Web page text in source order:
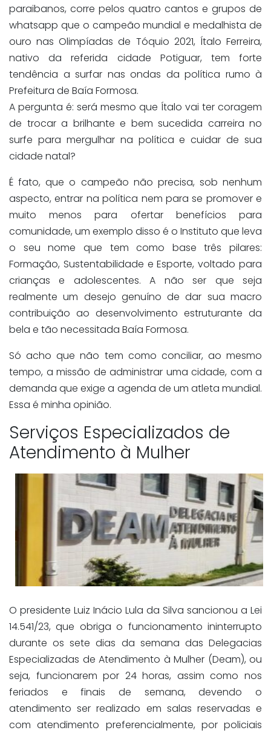
paraibanos, corre pelos quatro cantos e grupos de
whatsapp que o campeão mundial e medalhista de
ouro nas Olimpíadas de Tóquio 2021, Ítalo Ferreira,
nativo da referida cidade Potiguar, tem forte
tendência a surfar nas ondas da política rumo à
Prefeitura de Baía Formosa.
A pergunta é: será mesmo que Ítalo vai ter coragem
de trocar a brilhante e bem sucedida carreira no
surfe para mergulhar na política e cuidar de sua
cidade natal?
É fato, que o campeão não precisa, sob nenhum
aspecto, entrar na política nem para se promover e
muito menos para ofertar benefícios para
comunidade, um exemplo disso é o Instituto que leva
o seu nome que tem como base três pilares:
Formação, Sustentabilidade e Esporte, voltado para
crianças e adolescentes. A não ser que seja
realmente um desejo genuíno de dar sua macro
contribuição ao desenvolvimento estruturante da
bela e tão necessitada Baía Formosa.
Só acho que não tem como conciliar, ao mesmo
tempo, a missão de administrar uma cidade, com a
demanda que exige a agenda de um atleta mundial.
Essa é minha opinião.
Serviços Especializados de
Atendimento à Mulher
O presidente Luiz Inácio Lula da Silva sancionou a Lei
14.541/23, que obriga o funcionamento ininterrupto
durante os sete dias da semana das Delegacias
Especializadas de Atendimento à Mulher (Deam), ou
seja, funcionarem por 24 horas, assim como nos
feriados e finais de semana, devendo o
atendimento ser realizado em salas reservadas e
com atendimento preferencialmente, por policiais